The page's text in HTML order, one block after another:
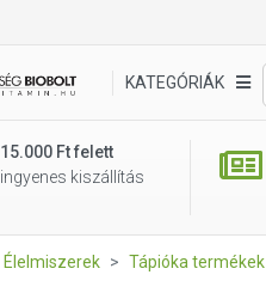
KATEGÓRIÁK
15.000 Ft felett
ingyenes kiszállítás
Élelmiszerek Tápióka termékek